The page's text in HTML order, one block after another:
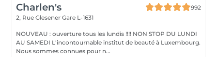
Charlen's
992
2, Rue Glesener Gare L-1631
NOUVEAU : ouverture tous les lundis !!!! NON STOP DU LUNDI
AU SAMEDI L'incontournable institut de beauté à Luxembourg.
Nous sommes connues pour n...